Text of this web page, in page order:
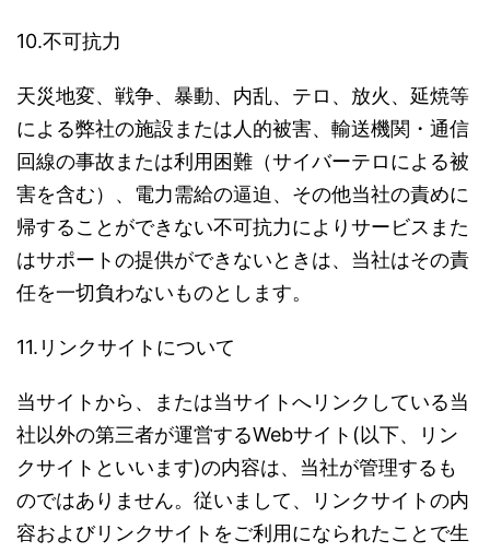
10.不可抗力
天災地変、戦争、暴動、内乱、テロ、放火、延焼等
による弊社の施設または人的被害、輸送機関・通信
回線の事故または利用困難（サイバーテロによる被
害を含む）、電力需給の逼迫、その他当社の責めに
帰することができない不可抗力によりサービスまた
はサポートの提供ができないときは、当社はその責
任を一切負わないものとします。
11.リンクサイトについて
当サイトから、または当サイトへリンクしている当
社以外の第三者が運営するWebサイト(以下、リン
クサイトといいます)の内容は、当社が管理するも
のではありません。従いまして、リンクサイトの内
容およびリンクサイトをご利用になられたことで生